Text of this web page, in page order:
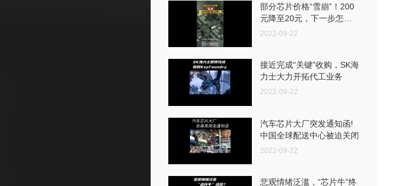
部分芯片价格“雪崩”！200
元降至20元，下一步怎么
走？
2022-09-22
接近完成“关键”收购，SK海
力士大力开拓代工业务
2022-09-22
汽车芯片大厂突发通知函!
中国全球配送中心被迫关闭
2022-09-22
悲观情绪泛滥，“芯片牛”终